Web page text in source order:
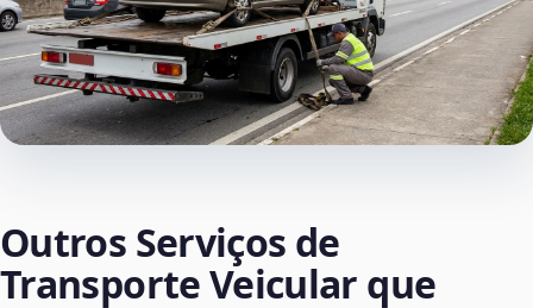
Outros Serviços de
Transporte Veicular que